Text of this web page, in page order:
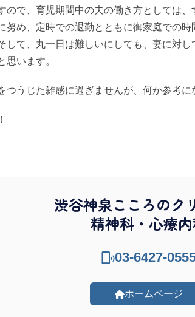
で、育児期間中の夫の働き方としては
努め、定時での退勤とともに御家庭での
して、丸一日は難しいにしても、妻に対
思います。
うじた雑感に過ぎませんが、何か参考に
渋谷神泉こころのク
精神科・心療
03-6427-
ホームページ